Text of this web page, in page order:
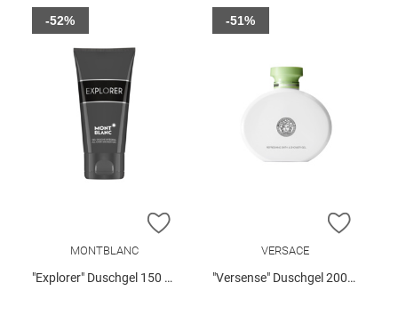
ZUR WUNSCHLISTE HINZUFÜGEN
MONTBLANC
"Explorer" Duschgel 150 ml
-52%
ZUR
VERSACE
"Versense" Duschgel 200 ml
-51%